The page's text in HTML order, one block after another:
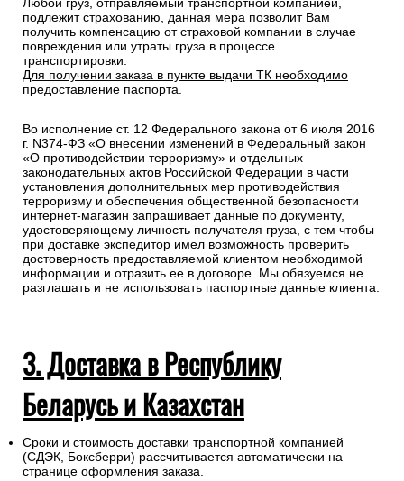
Любой груз, отправляемый транспортной компанией,
подлежит страхованию, данная мера позволит Вам
получить компенсацию от страховой компании в случае
повреждения или утраты груза в процессе
транспортировки.
Для получении заказа в пункте выдачи ТК необходимо
предоставление паспорта.
Во исполнение ст. 12 Федерального закона от 6 июля 2016
г. N374-ФЗ «О внесении изменений в Федеральный закон
«О противодействии терроризму» и отдельных
законодательных актов Российской Федерации в части
установления дополнительных мер противодействия
терроризму и обеспечения общественной безопасности
интернет-магазин запрашивает данные по документу,
удостоверяющему личность получателя груза, с тем чтобы
при доставке экспедитор имел возможность проверить
достоверность предоставляемой клиентом необходимой
информации и отразить ее в договоре. Мы обязуемся не
разглашать и не использовать паспортные данные клиента.
3. Доставка в Республику
Беларусь и Казахстан
Сроки и стоимость доставки транспортной компанией
(СДЭК, Боксберри) рассчитывается автоматически на
странице оформления заказа.